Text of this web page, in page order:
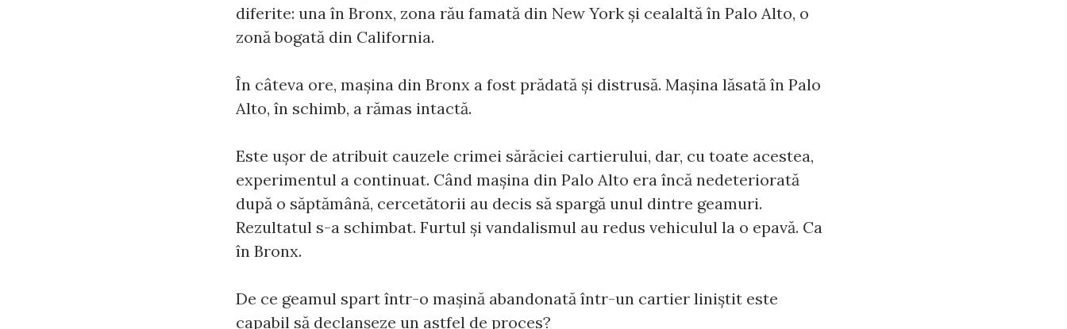
diferite: una în Bronx, zona rău famată din New York și cealaltă în Palo Alto, o
zonă bogată din California.
În câteva ore, mașina din Bronx a fost prădată și distrusă. Mașina lăsată în Palo
Alto, în schimb, a rămas intactă.
Este ușor de atribuit cauzele crimei sărăciei cartierului, dar, cu toate acestea,
experimentul a continuat. Când mașina din Palo Alto era încă nedeteriorată
după o săptămână, cercetătorii au decis să spargă unul dintre geamuri.
Rezultatul s-a schimbat. Furtul și vandalismul au redus vehiculul la o epavă. Ca
în Bronx.
De ce geamul spart într-o mașină abandonată într-un cartier liniștit este
capabil să declanșeze un astfel de proces?